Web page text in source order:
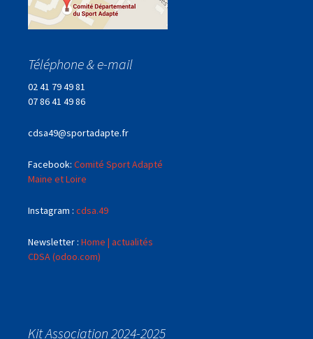
Téléphone & e-mail
02 41 79 49 81
07 86 41 49 86
cdsa49@sportadapte.fr
Facebook: Comité Sport Adapté
Maine et Loire
Instagram : cdsa.49
Newsletter : Home | actualités
CDSA (odoo.com)
Kit Association 2024-2025